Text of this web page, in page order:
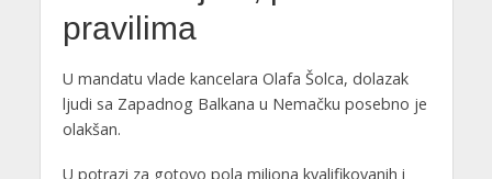
pravilima
U mandatu vlade kancelara Olafa Šolca, dolazak
ljudi sa Zapadnog Balkana u Nemačku posebno je
olakšan.
U potrazi za gotovo pola miliona kvalifikovanih i